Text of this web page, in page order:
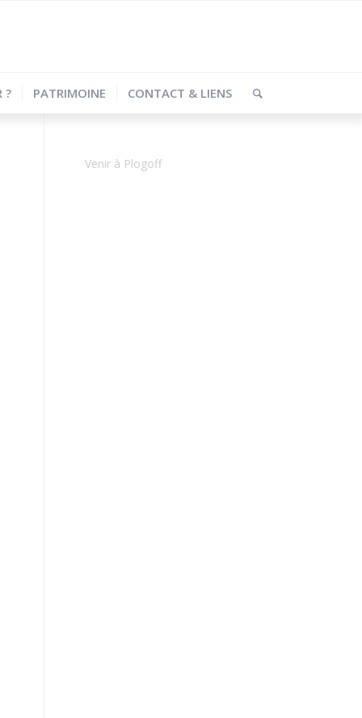
? PATRIMOINE CONTACT & LIENS
Venir à Plogoff